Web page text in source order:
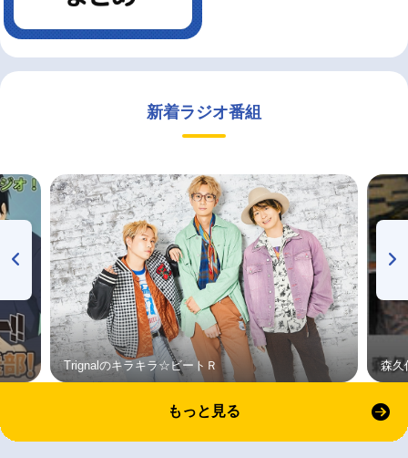
新着ラジオ番組
Trignalのキラキラ☆ビートＲ 森久
もっと見る